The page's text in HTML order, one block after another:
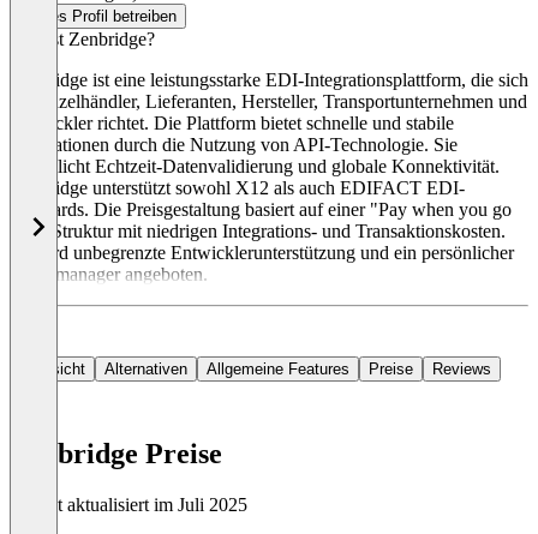
Dieses Profil betreiben
Was ist Zenbridge?
Zenbridge ist eine leistungsstarke EDI-Integrationsplattform, die sich
an Einzelhändler, Lieferanten, Hersteller, Transportunternehmen und
Entwickler richtet. Die Plattform bietet schnelle und stabile
Integrationen durch die Nutzung von API-Technologie. Sie
ermöglicht Echtzeit-Datenvalidierung und globale Konnektivität.
Zenbridge unterstützt sowohl X12 als auch EDIFACT EDI-
Standards. Die Preisgestaltung basiert auf einer "Pay when you go
live"-Struktur mit niedrigen Integrations- und Transaktionskosten.
Es wird unbegrenzte Entwicklerunterstützung und ein persönlicher
Liefermanager angeboten.
Übersicht Alternativen Allgemeine Features Preise Reviews
Zenbridge Preise
Zuletzt aktualisiert im Juli 2025